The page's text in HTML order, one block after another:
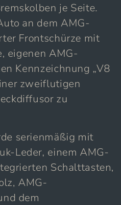
je Seite.
an dem AMG-
Frontschürze mit
eigenen AMG-
Kennzeichnung „V8
zweiflutigen
zu
serienmäßig mit
Leder, einem AMG-
Schalttasten,
AMG-
dem